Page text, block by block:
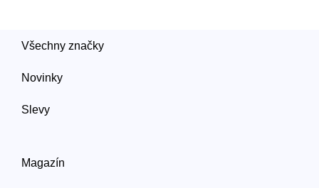
Všechny značky
Novinky
Slevy
Magazín